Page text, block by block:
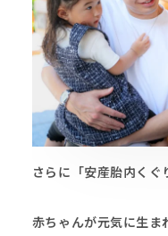
さらに 「安産胎内くぐ
赤ちゃんが元気に生ま